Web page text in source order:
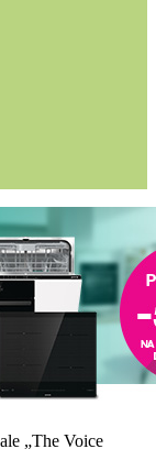
„The Voice